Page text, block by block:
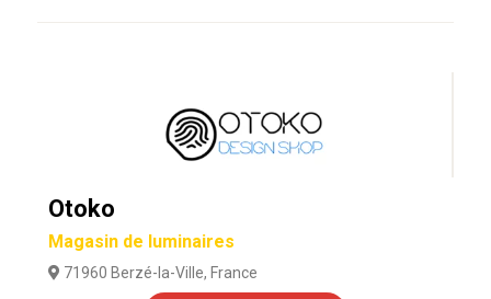
Otoko
Magasin de luminaires
71960 Berzé-la-Ville, France